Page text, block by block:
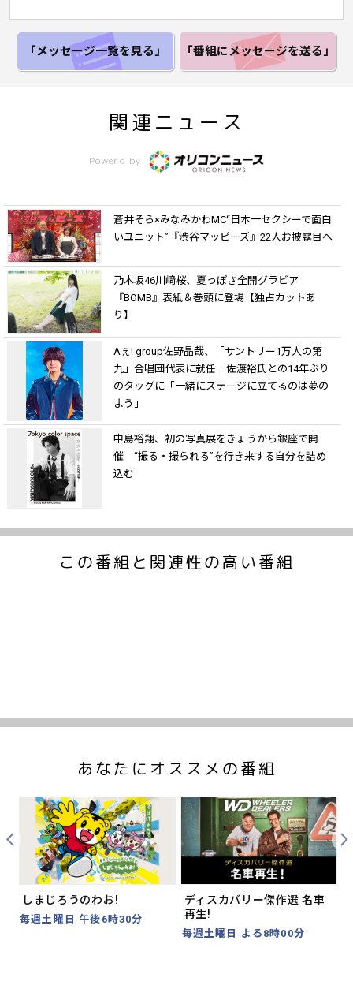
「メッセージ一覧を見る」 「番組にメッセージを送る」
関連ニュース
Powerd by
蒼井そら×みなみかわMC“日本一セクシーで面白
いユニット”『渋谷マッピーズ』22人お披露目へ
乃木坂46川﨑桜、夏っぽさ全開グラビア
『BOMB』表紙＆巻頭に登場【独占カットあ
り】
Aぇ! group佐野晶哉、「サントリー1万人の第
九」合唱団代表に就任 佐渡裕氏との14年ぶり
のタッグに「一緒にステージに立てるのは夢の
よう」
中島裕翔、初の写真展をきょうから銀座で開
催 “撮る・撮られる”を行き来する自分を詰め
込む
この番組と関連性の高い番組
あなたにオススメの番組
しまじろうのわお!
毎週土曜日 午後6時30分
ディスカバリー傑作選 名車
再生!
毎週土曜日 よる8時00分
Prev